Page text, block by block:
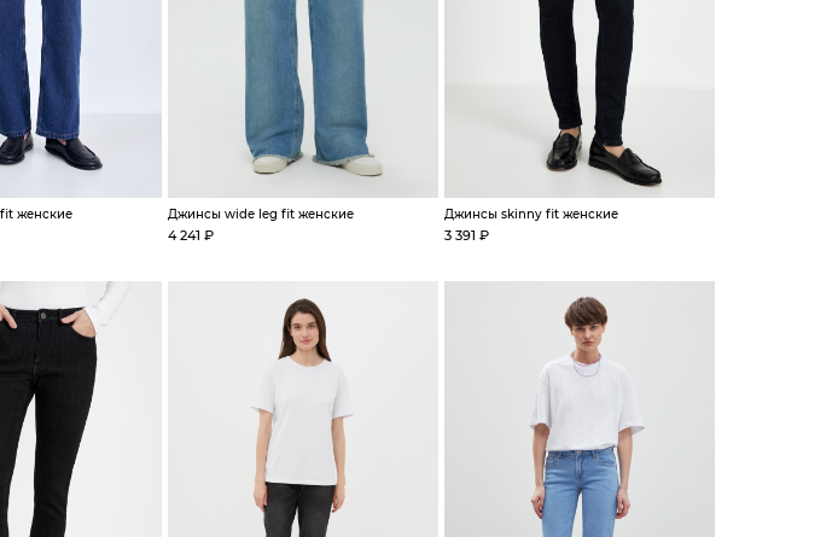
женские Джинсы wide leg fit женские
4 241 ₽
Джинсы skinny fit женские
3 391 ₽